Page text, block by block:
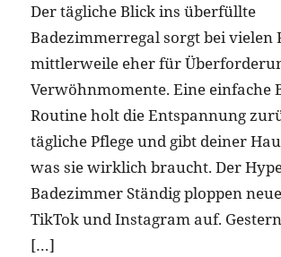
Der tägliche Blick ins überfüllte
Badezimmerregal sorgt bei vielen
mittlerweile eher für
Verwöhnmomente. Eine einfache
Routine holt die Entspannung
tägliche Pflege und gibt deiner
was sie wirklich braucht. Der
Badezimmer Ständig ploppen
TikTok und Instagram auf.
[…]